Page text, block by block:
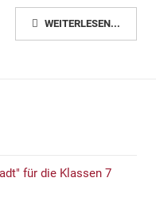
WEITERLESEN...
für die Klassen 7